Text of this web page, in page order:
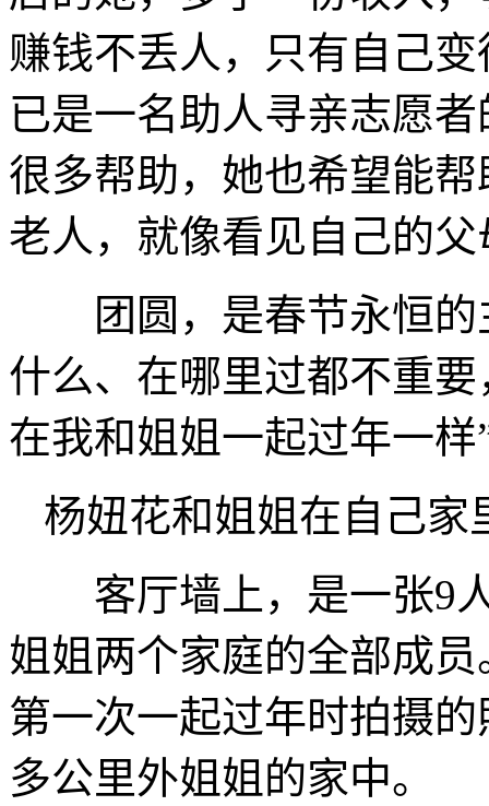
赚钱不丢人，只有自己
已是一名助人寻亲志愿
很多帮助，她也希望能
老人，就像看见自己的父
团圆，是春节永恒的
什么、在哪里过都不重
在我和姐姐一起过年一样
杨妞花和姐姐在自己
客厅墙上，是一张9人
姐姐两个家庭的全部成
第一次一起过年时拍摄
多公里外姐姐的家中。